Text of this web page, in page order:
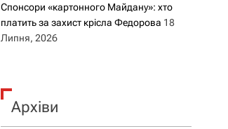
Спонсори «картонного Майдану»: хто
платить за захист крісла Федорова 18
Липня, 2026
Архіви